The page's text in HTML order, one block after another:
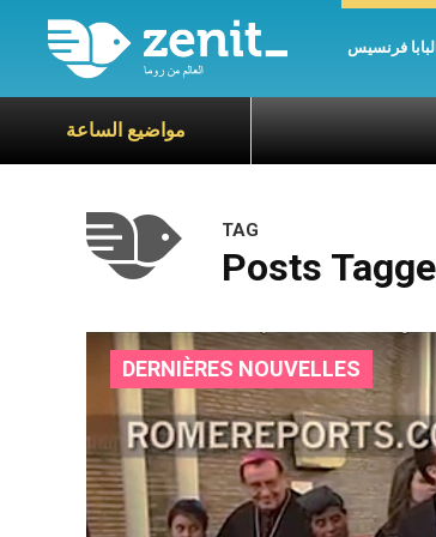
البابا فرنسيس
مواضيع الساعة
TAG
DERNIÈRES NOUVELLES